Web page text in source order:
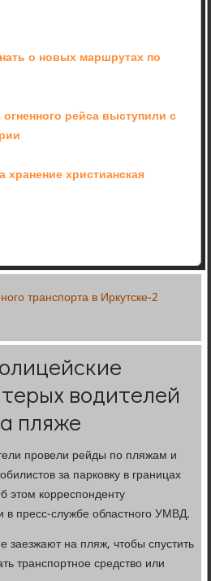
о новых маршрутах по
рейса выступили с
хранение христианская
транспорта в Иркутске-2
водителей
пляже
провели рейды по пляжам и
за парковку в границах
этом корреспонденту
пресс-службе областного УМВД.
на пляж, чтобы спустить
транспортное средство или